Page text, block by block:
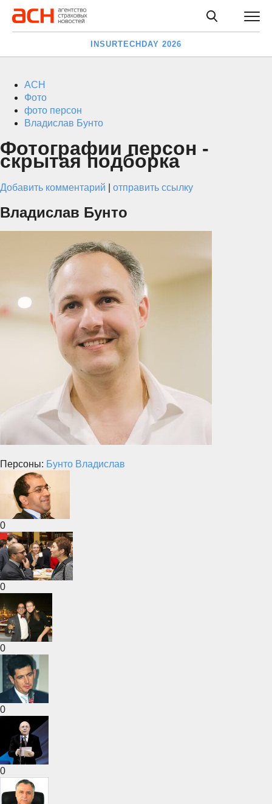
INSURTECHDAY 2026
АСН
Фото
фото персон
Владислав Бунто
Фотографии персон -
скрытая подборка
Добавить комментарий отправить ссылку
Владислав Бунто
Персоны: Бунто Владислав
0
0
0
0
0